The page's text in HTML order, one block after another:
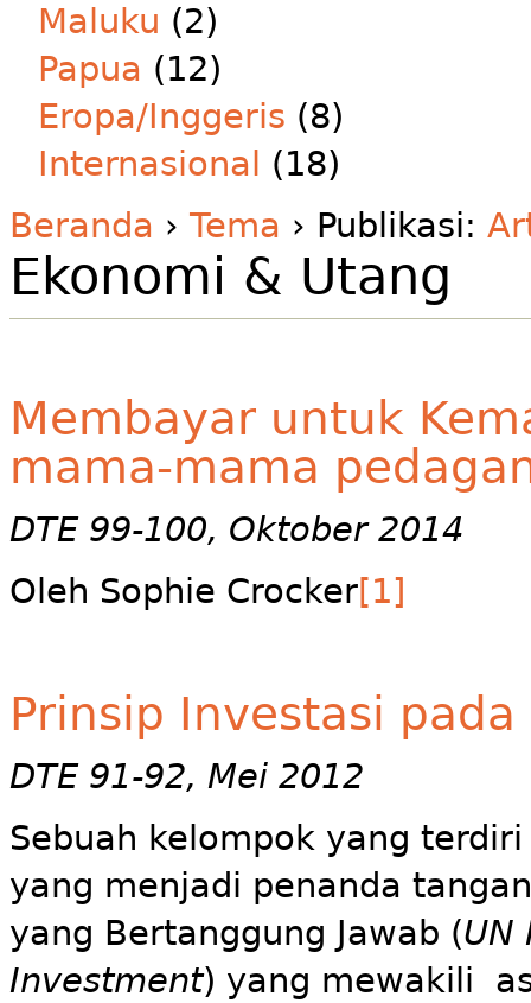
Maluku (2)
Papua (12)
Eropa/Inggeris (8)
Internasional
(18)
Beranda › Tema › Publikasi:
Ekonomi & Utang
Membayar untuk
mama-mama
DTE 99-100, Oktober 2014
Oleh Sophie Crocker[1]
Prinsip Investasi
DTE 91-92, Mei 2012
Sebuah kelompok yang
yang menjadi penanda
yang Bertanggung Jawab (UN
Investment) yang mewakili